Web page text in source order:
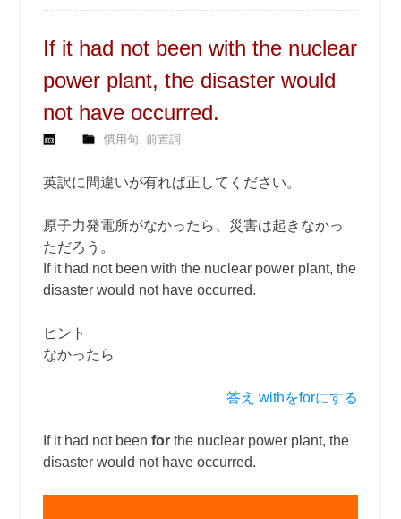
If it had not been with the nuclear
power plant, the disaster would
not have occurred.
慣用句,前置詞
英訳に間違いが有れば正してください。
原子力発電所がなかったら、災害は起きなかっ
ただろう。
If it had not been with the nuclear power plant, the
disaster would not have occurred.
ヒント
なかったら
答え withをforにする
If it had not beenforthe nuclear power plant, the
disaster would not have occurred.